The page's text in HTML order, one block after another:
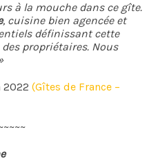
à la mouche dans ce gîte.
, cuisine bien agencée et
définissant cette
des propriétaires. Nous
2022 (Gîtes de France –